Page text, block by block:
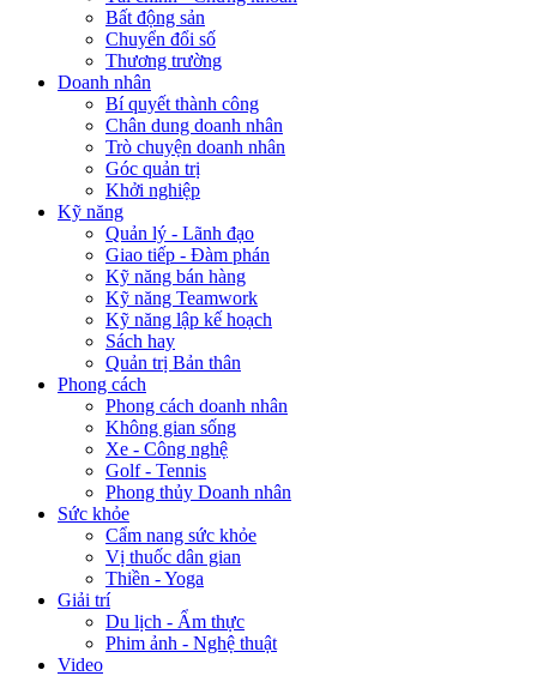
Bất động sản
Chuyển đổi số
Thương trường
Doanh nhân
Bí quyết thành công
Chân dung doanh nhân
Trò chuyện doanh nhân
Góc quản trị
Khởi nghiệp
Kỹ năng
Quản lý - Lãnh đạo
Giao tiếp - Đàm phán
Kỹ năng bán hàng
Kỹ năng Teamwork
Kỹ năng lập kế hoạch
Sách hay
Quản trị Bản thân
Phong cách
Phong cách doanh nhân
Không gian sống
Xe - Công nghệ
Golf - Tennis
Phong thủy Doanh nhân
Sức khỏe
Cẩm nang sức khỏe
Vị thuốc dân gian
Thiền - Yoga
Giải trí
Du lịch - Ẩm thực
Phim ảnh - Nghệ thuật
Video